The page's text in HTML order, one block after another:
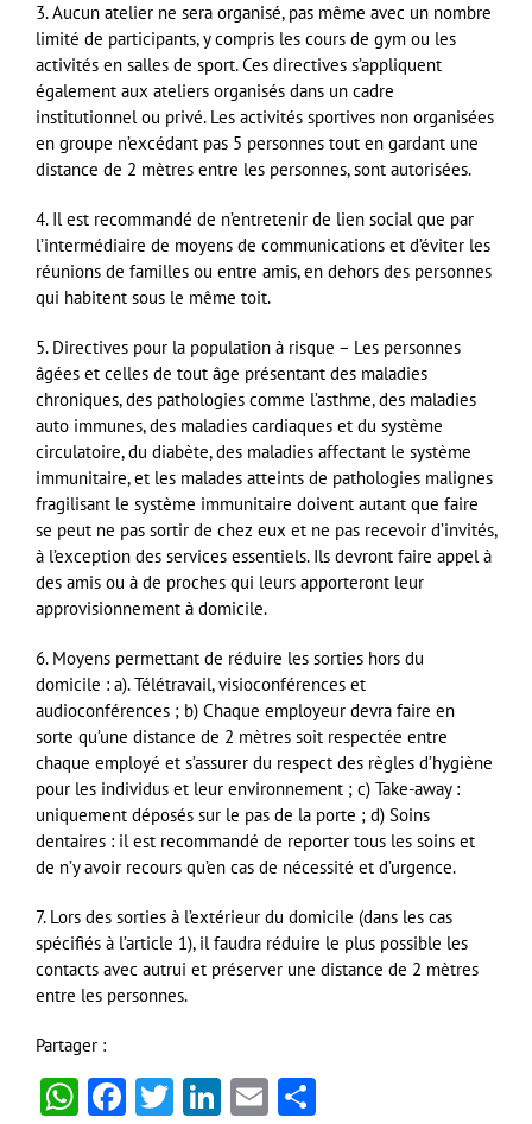
3. Aucun atelier ne sera organisé, pas même avec un nombre
limité de participants, y compris les cours de gym ou les
activités en salles de sport. Ces directives s’appliquent
également aux ateliers organisés dans un cadre
institutionnel ou privé. Les activités sportives non organisées
en groupe n’excédant pas 5 personnes tout en gardant une
distance de 2 mètres entre les personnes, sont autorisées.
4. Il est recommandé de n’entretenir de lien social que par
l’intermédiaire de moyens de communications et d’éviter les
réunions de familles ou entre amis, en dehors des personnes
qui habitent sous le même toit.
5. Directives pour la population à risque – Les personnes
âgées et celles de tout âge présentant des maladies
chroniques, des pathologies comme l’asthme, des maladies
auto immunes, des maladies cardiaques et du système
circulatoire, du diabète, des maladies affectant le système
immunitaire, et les malades atteints de pathologies malignes
fragilisant le système immunitaire doivent autant que faire
se peut ne pas sortir de chez eux et ne pas recevoir d’invités,
à l’exception des services essentiels. Ils devront faire appel à
des amis ou à de proches qui leurs apporteront leur
approvisionnement à domicile.
6. Moyens permettant de réduire les sorties hors du
domicile : a). Télétravail, visioconférences et
audioconférences ; b) Chaque employeur devra faire en
sorte qu’une distance de 2 mètres soit respectée entre
chaque employé et s’assurer du respect des règles d’hygiène
pour les individus et leur environnement ; c) Take-away :
uniquement déposés sur le pas de la porte ; d) Soins
dentaires : il est recommandé de reporter tous les soins et
de n’y avoir recours qu’en cas de nécessité et d’urgence.
7. Lors des sorties à l’extérieur du domicile (dans les cas
spécifiés à l’article 1), il faudra réduire le plus possible les
contacts avec autrui et préserver une distance de 2 mètres
entre les personnes.
Partager :
WhatsApp
Facebook
Twitter
LinkedIn
Email